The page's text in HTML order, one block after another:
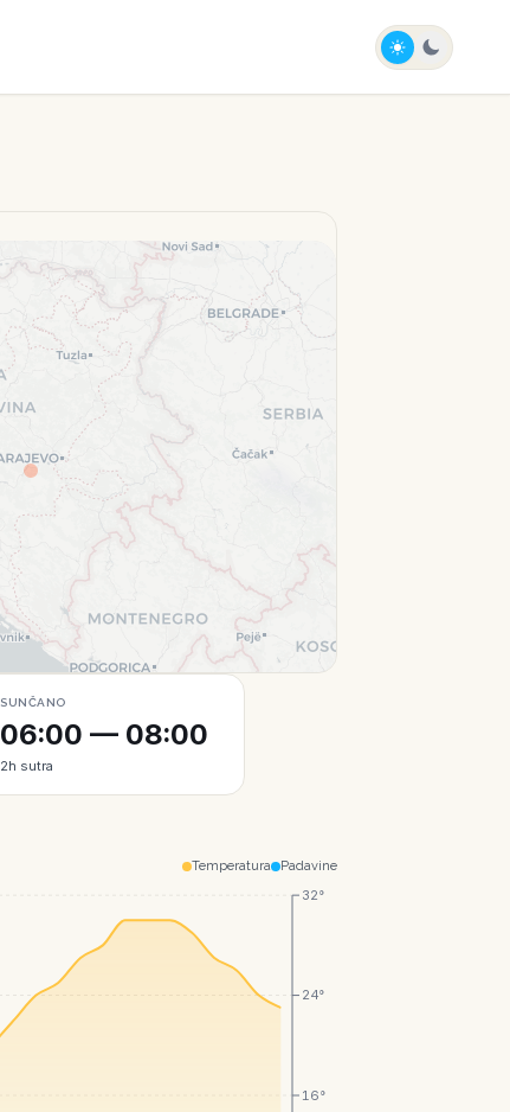
Leaflet
SUNČANO
06:00 — 08:00
2h sutra
Temperatura Padavine
16°
24°
32°